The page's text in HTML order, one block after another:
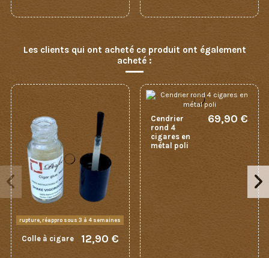
Les clients qui ont acheté ce produit ont également
acheté :
rupture, réappro sous 3 à 4 semaines
Colle à cigare 12,90 €
Cendrier
rond 4
cigares en
métal poli
69,90 €